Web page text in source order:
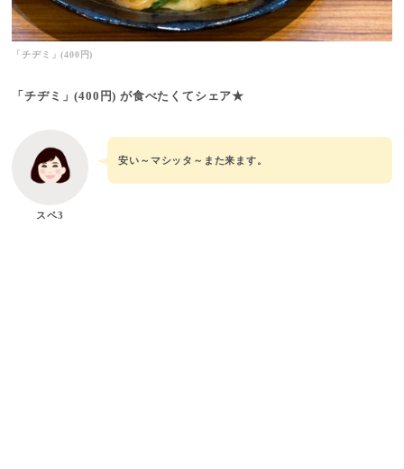
「チヂミ」(400円)
「チヂミ」(400円)が食べたくてシェア★
スペ3
安い～マシッタ～また来ます。